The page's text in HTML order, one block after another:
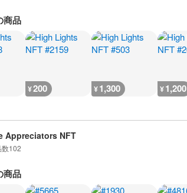
商品
¥200 ¥1,300 ¥1,200
Appreciators NFT
102
商品